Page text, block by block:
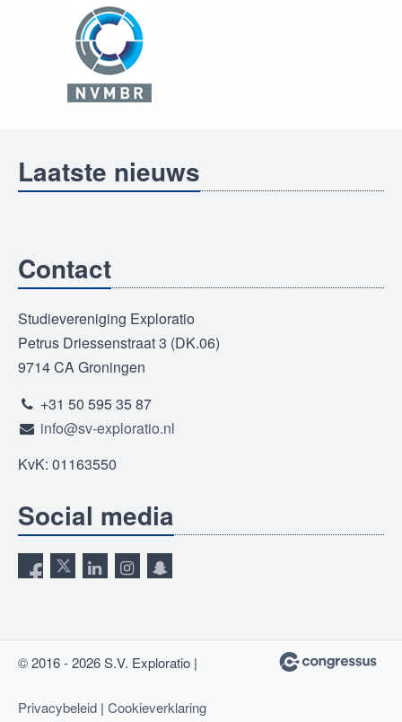
Laatste nieuws
Contact
Studievereniging Exploratio
Petrus Driessenstraat 3 (DK.06)
9714 CA Groningen
+31 50 595 35 87
info@sv-exploratio.nl
KvK: 01163550
Social media
© 2016 - 2026 S.V. Exploratio |
Privacybeleid | Cookieverklaring